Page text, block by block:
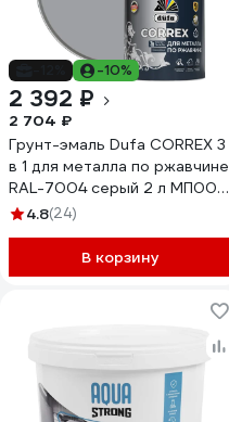
-10%
2 392 ₽
2 704 ₽
Грунт-эмаль Dufa CORREX 3
в 1 для металла по ржавчине
RAL-7004 серый 2 л МП00-
013663
4.8(24)
В корзину